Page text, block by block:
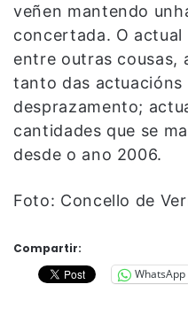
veñen mantendo
concertada. O
entre outras cousas,
tanto das actuacións
desprazamento;
cantidades que se
desde o ano 2006.
Foto: Concello de
Compartir:
WhatsApp